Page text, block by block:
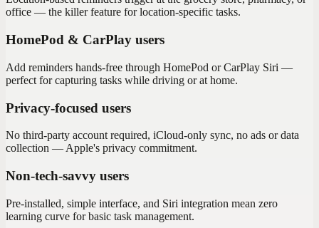
office — the killer feature for location-specific tasks.
HomePod & CarPlay users
Add reminders hands-free through HomePod or CarPlay Siri —
perfect for capturing tasks while driving or at home.
Privacy-focused users
No third-party account required, iCloud-only sync, no ads or data
collection — Apple's privacy commitment.
Non-tech-savvy users
Pre-installed, simple interface, and Siri integration mean zero
learning curve for basic task management.